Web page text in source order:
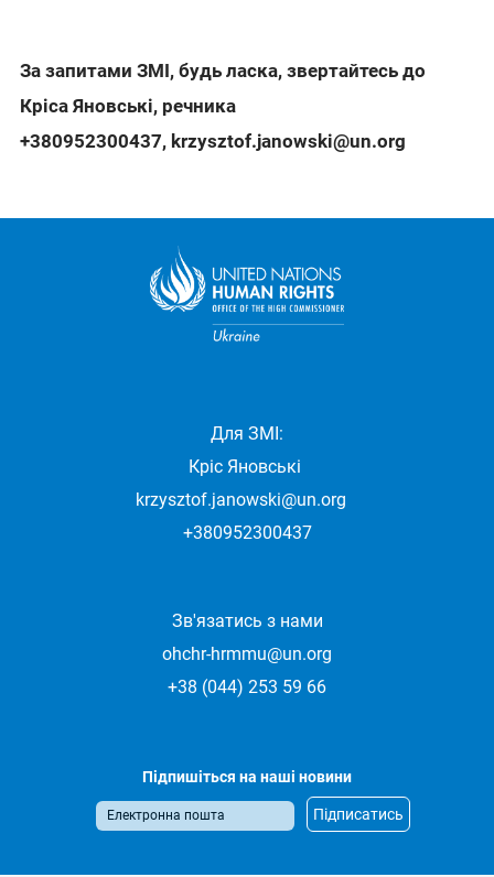
За запитами ЗМІ, будь ласка, звертайтесь до
Кріса Яновські, речника
+380952300437, krzysztof.janowski@un.org
Для ЗМІ:
Кріс Яновські
krzysztof.janowski@un.org
+380952300437
Зв'язатись з нами
ohchr-hrmmu@un.org
+38 (044) 253 59 66
Підпишіться на наші новини